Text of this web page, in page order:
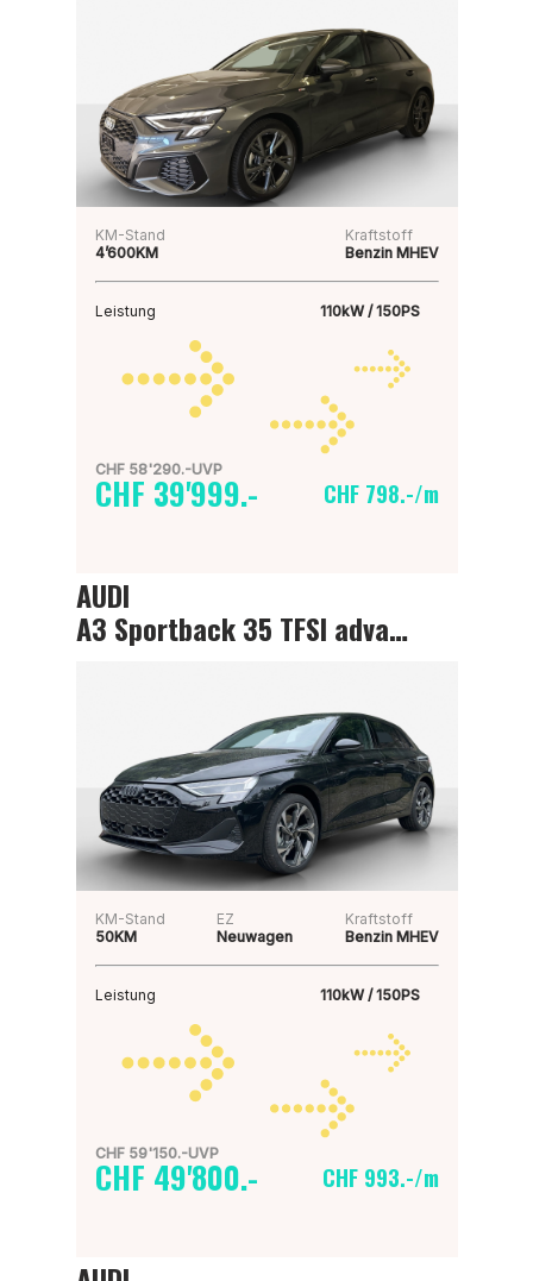
KM-Stand
4’600KM
Kraftstoff
Benzin MHEV
Leistung 110kW / 150PS
CHF 58'290.-UVP
CHF 39'999.- CHF 798.-/m
AUDI
A3 Sportback 35 TFSI advanced Attraction
KM-Stand
50KM
EZ
Neuwagen
Kraftstoff
Benzin MHEV
Leistung 110kW / 150PS
CHF 59'150.-UVP
CHF 49'800.- CHF 993.-/m